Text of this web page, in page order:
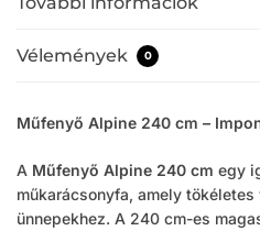
Vélemények 0
Műfenyő Alpine 240 cm –
A Műfenyő Alpine 240 cm egy
műkarácsonyfa, amely
ünnepekhez. A 240 cm-es